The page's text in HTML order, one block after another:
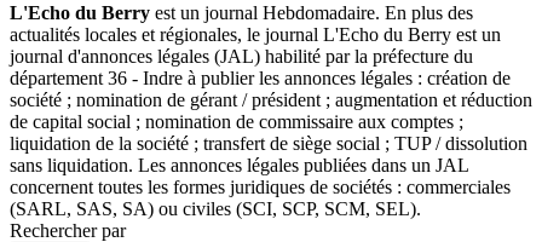
L'Echo du Berry est un journal Hebdomadaire. En plus des
actualités locales et régionales, le journal L'Echo du Berry est un
journal d'annonces légales (JAL) habilité par la préfecture du
département 36 - Indre à publier les annonces légales : création de
société ; nomination de gérant / président ; augmentation et réduction
de capital social ; nomination de commissaire aux comptes ;
liquidation de la société ; transfert de siège social ; TUP / dissolution
sans liquidation. Les annonces légales publiées dans un JAL
concernent toutes les formes juridiques de sociétés : commerciales
(SARL, SAS, SA) ou civiles (SCI, SCP, SCM, SEL).
Rechercher par